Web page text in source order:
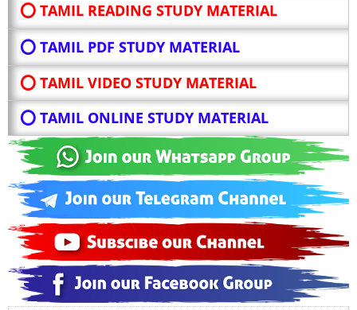
⭕ TAMIL READING STUDY MATERIAL
⭕ TAMIL PDF STUDY MATERIAL
⭕ TAMIL VIDEO STUDY MATERIAL
⭕ TAMIL ONLINE STUDY MATERIAL